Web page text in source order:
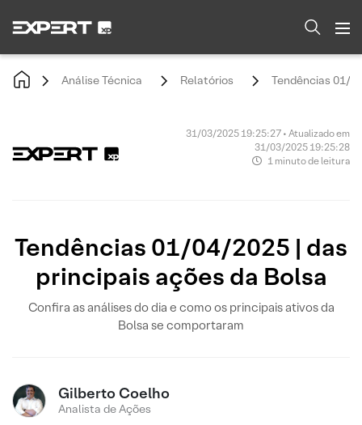
Análise Técnica Relatórios Tendências 01/
31/03/2025 19:25:27 • Atualizado em
31/03/2025 19:25:28
1 minuto de leitura
Tendências 01/04/2025 | das
principais ações da Bolsa
Confira as análises do dia e como os principais ativos da
Bolsa se comportaram
Gilberto Coelho
Analista de Ações